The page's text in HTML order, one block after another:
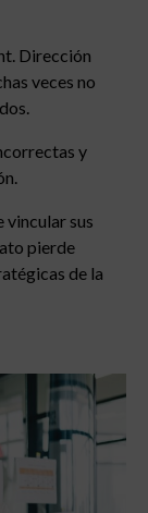
Dirección
veces no
y
vincular sus
pierde
de la